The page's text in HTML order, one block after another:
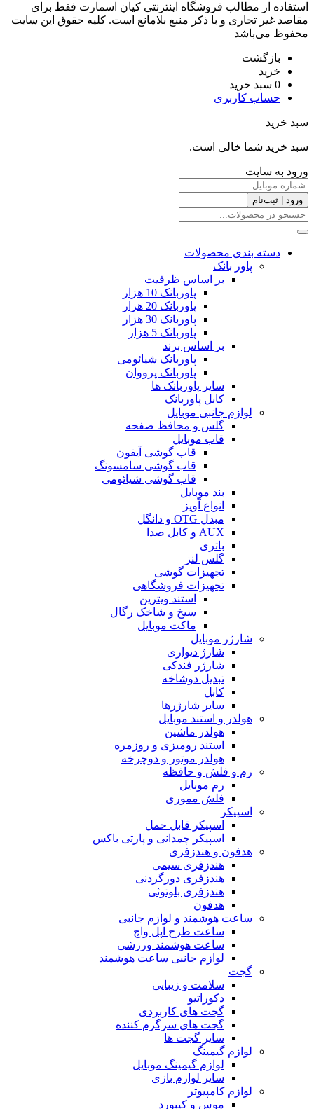
استفاده از مطالب فروشگاه اینترنتی کیان اسمارت فقط برای
مقاصد غیر تجاری و با ذکر منبع بلامانع است. کليه حقوق اين سايت
محفوظ می‌باشد
بازگشت
خرید
0 سبد خرید
حساب کاربری
سبد خرید
سبد خرید شما خالی است.
ورود به سایت
ورود | ثبت‌نام
دسته بندی محصولات
پاور بانک
بر اساس ظرفیت
پاوربانک 10 هزار
پاوربانک 20 هزار
پاوربانک 30 هزار
پاوربانک 5 هزار
بر اساس برند
پاوربانک شیائومی
پاوربانک پرووان
سایر پاوربانک ها
کابل پاوربانک
لوازم جانبی موبایل
گلس و محافظ صفحه
قاب موبایل
قاب گوشی آیفون
قاب گوشی سامسونگ
قاب گوشی شیائومی
بند موبایل
انواع آویز
مبدل OTG و دانگل
AUX و کابل صدا
باتری
گلس لنز
تجهیزات گوشی
تجهیزات فروشگاهی
استند ویترین
سیخ و شاخک رگال
ماکت موبایل
شارژر موبایل
شارژ دیواری
شارژر فندکی
تبدیل دوشاخه
کابل
سایر شارژرها
هولدر و استند موبایل
هولدر ماشین
استند رومیزی و روزمره
هولدر موتور و دوچرخه
رم و فلش و حافظه
رم موبایل
فلش مموری
اسپیکر
اسپیکر قابل حمل
اسپیکر چمدانی و پارتی باکس
هدفون و هندزفری
هندزفری سیمی
هندزفری دورگردنی
هندزفری بلوتوثی
هدفون
ساعت هوشمند و لوازم جانبی
ساعت طرح اپل واچ
ساعت هوشمند ورزشی
لوازم جانبی ساعت هوشمند
گجت
سلامت و زیبایی
دکوراتیو
گجت های کاربردی
گجت های سرگرم کننده
سایر گجت ها
لوازم گیمینگ
لوازم گیمینگ موبایل
سایر لوازم بازی
لوازم کامپیوتر
موس و کیبورد